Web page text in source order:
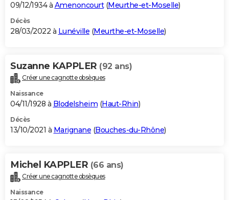
09/12/1934 à Amenoncourt(Meurthe-et-Moselle)
Décès
28/03/2022 à Lunéville (Meurthe-et-Moselle)
Suzanne KAPPLER (92 ans)
Créer une cagnotte obsèques
Naissance
04/11/1928 à Blodelsheim (Haut-Rhin)
Décès
13/10/2021 à Marignane (Bouches-du-Rhône)
Michel KAPPLER (66 ans)
Créer une cagnotte obsèques
Naissance